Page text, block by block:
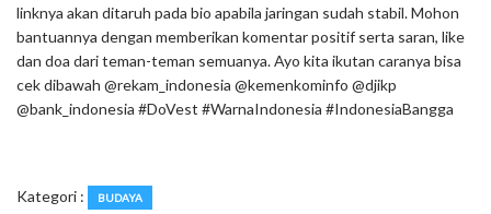
linknya akan ditaruh pada bio apabila jaringan sudah stabil. Mohon
bantuannya dengan memberikan komentar positif serta saran, like
dan doa dari teman-teman semuanya. Ayo kita ikutan caranya bisa
cek dibawah @rekam_indonesia @kemenkominfo @djikp
@bank_indonesia #DoVest #WarnaIndonesia #IndonesiaBangga
Kategori : BUDAYA